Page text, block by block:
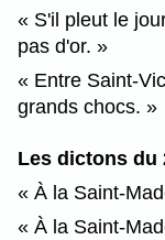
S'il pleut le
pas d'or.
Entre Saint-
grands chocs.
Les dictons du
À la Saint-
À la Saint-